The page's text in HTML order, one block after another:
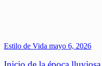
Estilo de Vida mayo 6, 2026